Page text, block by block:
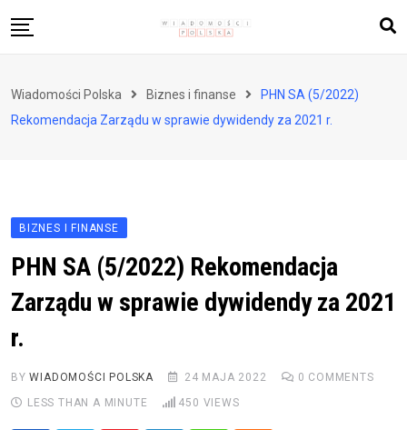
to
Zdrowie i styl życia
Wiadomości Polska Biznes i finanse
PHN SA (5/2022)
Rekomendacja Zarządu w sprawie dywidendy za 2021 r.
BIZNES I FINANSE
PHN SA (5/2022) Rekomendacja
Zarządu w sprawie dywidendy za 2021
r.
BYWIADOMOŚCI POLSKA 24 MAJA 2022 0 COMMENTS
LESS THAN A MINUTE
450 VIEWS